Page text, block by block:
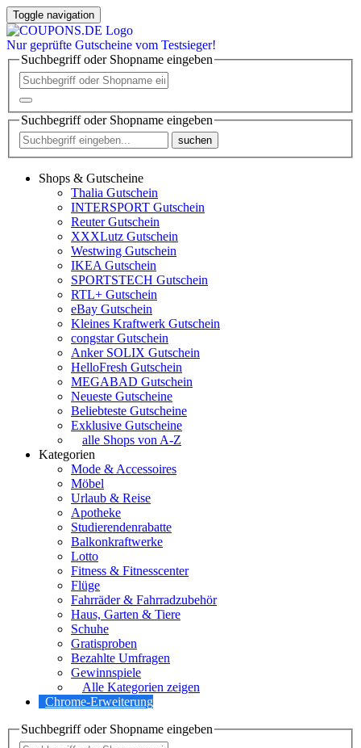
Toggle navigation
Nur geprüfte Gutscheine vom Testsieger!
Suchbegriff oder Shopname eingeben
Suchbegriff oder Shopname eingeben
suchen
Shops & Gutscheine
Thalia Gutschein
INTERSPORT Gutschein
Reuter Gutschein
XXXLutz Gutschein
Westwing Gutschein
IKEA Gutschein
SPORTSTECH Gutschein
RTL+ Gutschein
eBay Gutschein
Kleines Kraftwerk Gutschein
congstar Gutschein
Anker SOLIX Gutschein
HelloFresh Gutschein
MEGABAD Gutschein
Neueste Gutscheine
Beliebteste Gutscheine
Exklusive Gutscheine
alle Shops von A-Z
Kategorien
Mode & Accessoires
Möbel
Urlaub & Reise
Apotheke
Studierendenrabatte
Balkonkraftwerke
Lotto
Fitness & Fitnesscenter
Flüge
Fahrräder & Fahrradzubehör
Haus, Garten & Tiere
Schuhe
Gratisproben
Bezahlte Umfragen
Gewinnspiele
Alle Kategorien zeigen
Chrome-Erweiterung
Suchbegriff oder Shopname eingeben